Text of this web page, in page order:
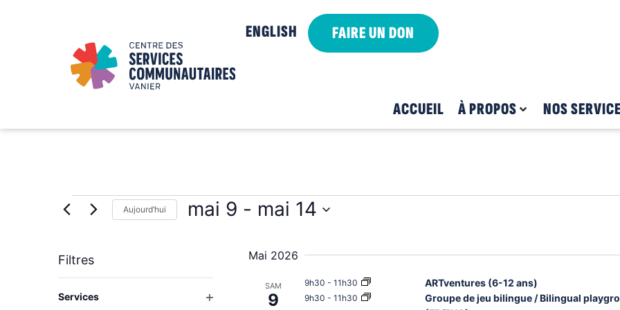
ENGLISH FAIRE UN DON
ACCUEIL À PROPOS NOS
Aujourd’hui mai 9 - mai 14
Filtres
modification
Services Ouvrir les filtres
Mai 2026
SAM
9
9h30 - 11h30 ARTventures (6-12 ans)
9h30 - 11h30
Groupe de jeu bilingue / Bilingual